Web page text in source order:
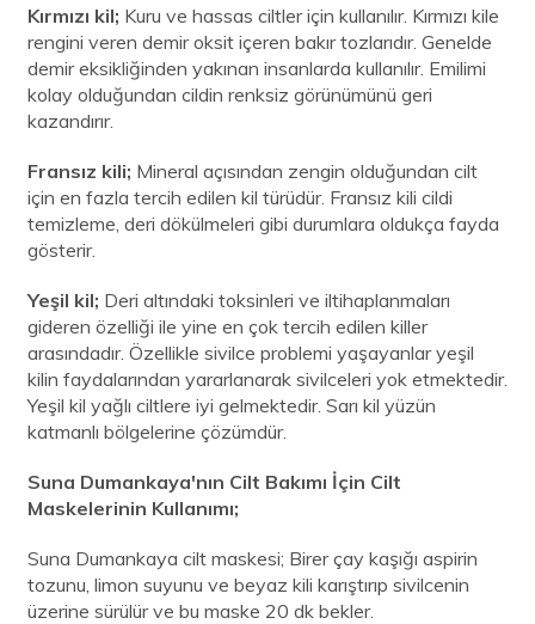
Kırmızı kil; Kuru ve hassas ciltler için kullanılır. Kırmızı kile
rengini veren demir oksit içeren bakır tozlarıdır. Genelde
demir eksikliğinden yakınan insanlarda kullanılır. Emilimi
kolay olduğundan cildin renksiz görünümünü geri
kazandırır.
Fransız kili; Mineral açısından zengin olduğundan cilt
için en fazla tercih edilen kil türüdür. Fransız kili cildi
temizleme, deri dökülmeleri gibi durumlara oldukça fayda
gösterir.
Yeşil kil; Deri altındaki toksinleri ve iltihaplanmaları
gideren özelliği ile yine en çok tercih edilen killer
arasındadır. Özellikle sivilce problemi yaşayanlar yeşil
kilin faydalarından yararlanarak sivilceleri yok etmektedir.
Yeşil kil yağlı ciltlere iyi gelmektedir. Sarı kil yüzün
katmanlı bölgelerine çözümdür.
Suna Dumankaya'nın Cilt Bakımı İçin Cilt
Maskelerinin Kullanımı;
Suna Dumankaya cilt maskesi; Birer çay kaşığı aspirin
tozunu, limon suyunu ve beyaz kili karıştırıp sivilcenin
üzerine sürülür ve bu maske 20 dk bekler.